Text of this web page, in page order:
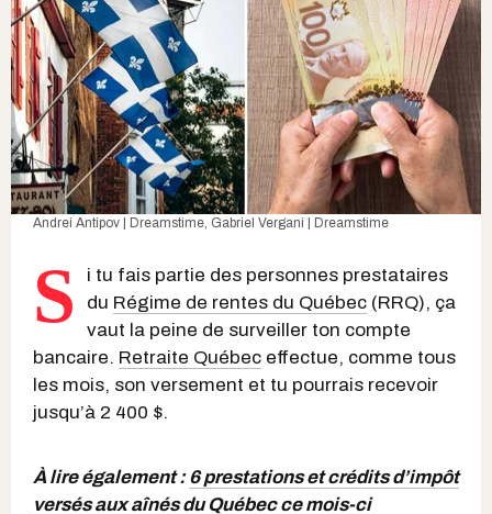
Andrei Antipov | Dreamstime Gabriel Vergani | Dreamstime
S
i tu fais partie des personnes prestataires
du Régime de rentes du Québec (RRQ), ça
vaut la peine de surveiller ton compte
bancaire. Retraite Québec effectue, comme tous
les mois, son versement et tu pourrais recevoir
jusqu’à 2 400 $.
À lire également :6 prestations et crédits d’impôt
versés aux aînés du Québec ce mois-ci